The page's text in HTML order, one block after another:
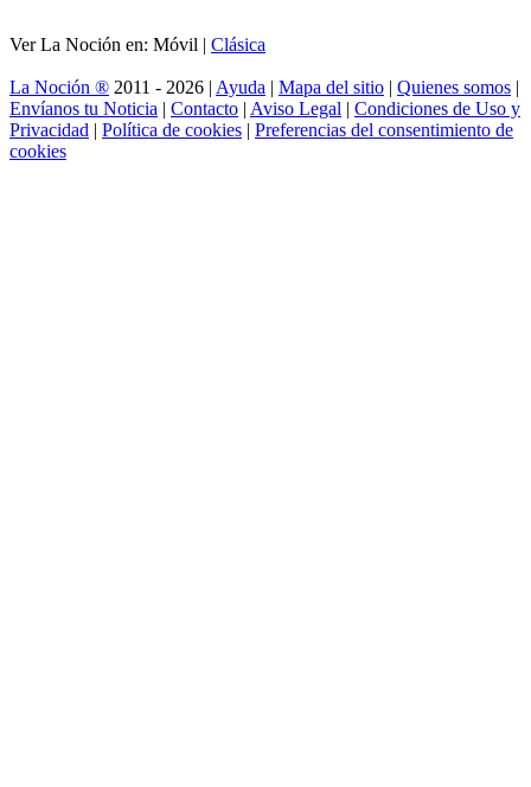
Ver La Noción en: Móvil | Clásica
La Noción ® 2011 - 2026 | Ayuda | Mapa del sitio | Quienes somos |
Envíanos tu Noticia | Contacto | Aviso Legal | Condiciones de Uso y
Privacidad | Política de cookies | Preferencias del consentimiento de
cookies